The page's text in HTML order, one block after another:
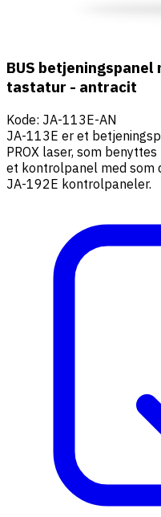
BUS betjeningspanel
tastatur - antracit
Kode: JA-113E-AN
JA-113E er et
PROX laser, som
et kontrolpanel med som
JA-192E kontrolpaneler.